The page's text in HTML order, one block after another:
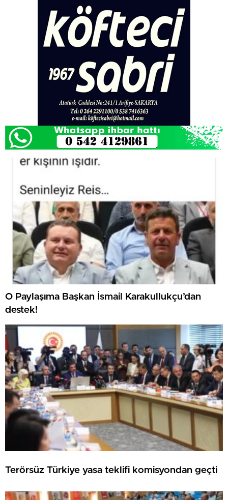
O Paylaşıma Başkan İsmail Karakullukçu’dan
destek!
Terörsüz Türkiye yasa teklifi komisyondan geçti